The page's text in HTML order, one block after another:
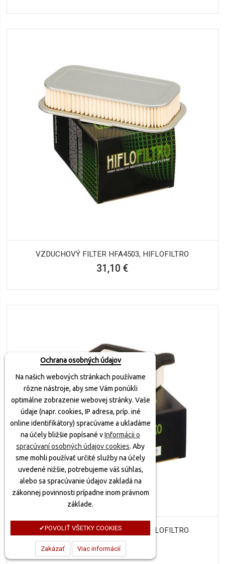
Ochrana osobných údajov
Na našich webových stránkach používame
rôzne nástroje, aby sme Vám ponúkli
optimálne zobrazenie webovej stránky. Vaše
údaje (napr. cookies, IP adresa, príp. iné
online identifikátory) spracúvame a ukladáme
na účely bližšie popísané vInformácii o
spracúvaní osobných údajov cookies. Aby
sme mohli používať určité služby na účely
uvedené nižšie, potrebujeme váš súhlas,
alebo sa spracúvanie údajov zakladá na
zákonnej povinnosti prípadne inom právnom
základe.
POVOLIŤ VŠETKY COOKIES
Zakázať Viac informácií
VZDUCHOVÝ FILTER HFA4503, HIFLOFILTRO
31,10 €
VZDUCHOVÝ FILTER HFA4602, HIFLOFILTRO
27,10 €